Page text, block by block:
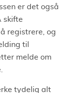
er det også
skifte
registrere, og
til
melde om
tydelig alt